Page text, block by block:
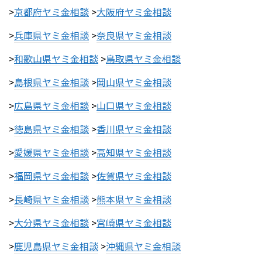
>京都府ヤミ金相談 >大阪府ヤミ金相談
>兵庫県ヤミ金相談 >奈良県ヤミ金相談
>和歌山県ヤミ金相談 >鳥取県ヤミ金相談
>島根県ヤミ金相談 >岡山県ヤミ金相談
>広島県ヤミ金相談 >山口県ヤミ金相談
>徳島県ヤミ金相談 >香川県ヤミ金相談
>愛媛県ヤミ金相談 >高知県ヤミ金相談
>福岡県ヤミ金相談 >佐賀県ヤミ金相談
>長崎県ヤミ金相談 >熊本県ヤミ金相談
>大分県ヤミ金相談 >宮崎県ヤミ金相談
>鹿児島県ヤミ金相談 >沖縄県ヤミ金相談